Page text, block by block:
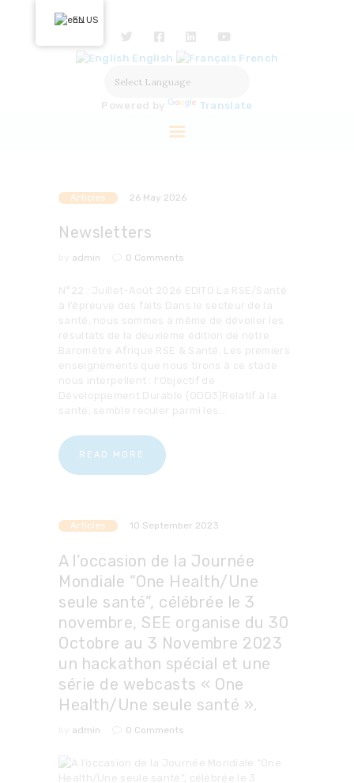
English French
Powered by Translate
HOME
ABOUT US
OUR ACTIONS
Articles 26 May 2026
Newsletters
admin 0 Comments
N°22 : Juillet-Août 2026 EDITO La RSE/Santé
à l’épreuve des faits Dans le secteur de la
santé, nous sommes à même de dévoiler les
résultats de la deuxième édition de notre
Baromètre Afrique RSE & Santé. Les premiers
enseignements que nous tirons à ce stade
nous interpellent : l’Objectif de
Développement Durable (ODD3)Relatif à la
santé, semble reculer parmi les…
READ MORE
Articles 10 September 2023
A l’occasion de la Journée
Mondiale “One Health/Une
seule santé”, célébrée le 3
novembre, SEE organise du 30
Octobre au 3 Novembre 2023
un hackathon spécial et une
série de webcasts « One
Health/Une seule santé ».
admin 0 Comments
EN